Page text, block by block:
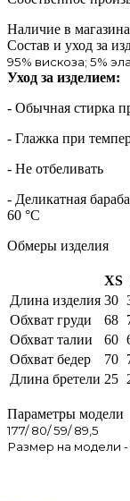
Наличие в
Состав и уход за
95% вискоза; 5%
Уход за изделием:
- Обычная стирка
- Глажка при
- Не отбеливать
- Деликатная
60 °C
Обмеры изделия
XS
Длина изделия 30
Обхват груди
68
Обхват талии
60
Обхват бедер
70
Длина бретели 25
Параметры модели
177/ 80/ 59/ 89,5
Размер на модели -